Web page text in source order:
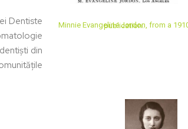
Dentiste
din
Minnie Evangeline Jordon, from a 1910 publication.